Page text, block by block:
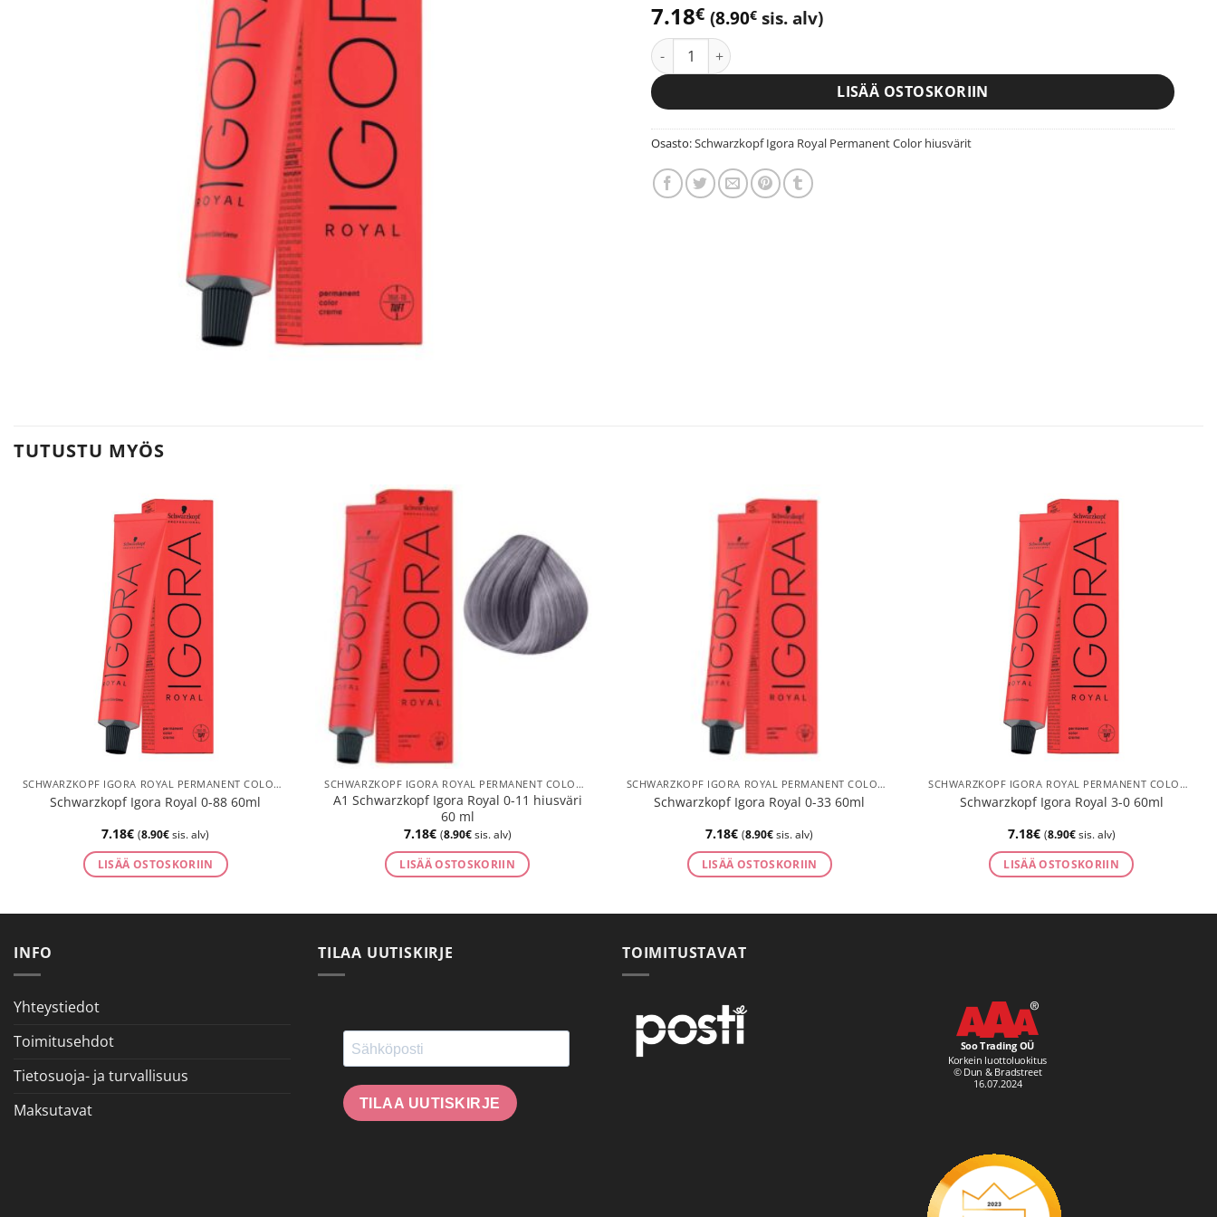
7.18€ (8.90€ sis. alv)
Schwarzkopf Igora Royal 1-0 60ml määrä
LISÄÄ OSTOSKORIIN
Osasto:Schwarzkopf Igora Royal Permanent Color hiusvärit
TUTUSTU MYÖS
SCHWARZKOPF IGORA ROYAL PERMANENT COLOR HIUSVÄRIT
Schwarzkopf Igora Royal 0-88 60ml
7.18€ (8.90€ sis. alv)
LISÄÄ OSTOSKORIIN
SCHWARZKOPF IGORA ROYAL PERMANENT COLOR HIUSVÄRIT
A1 Schwarzkopf Igora Royal 0-11 hiusväri
60 ml
7.18€ (8.90€sis. alv)
LISÄÄ OSTOSKORIIN
SCHWARZKOPF IGORA ROYAL PERMANENT COLOR HIUSVÄRIT
Schwarzkopf Igora Royal 0-33 60ml
7.18€ (8.90€ sis. alv)
LISÄÄ OSTOSKORIIN
SCHWARZKOPF IGORA ROYAL PERMANENT COLOR HIUSVÄRIT
Schwarzkopf Igora Royal 3-0 60ml
7.18€ (8.90€sis. alv)
LISÄÄ OSTOSKORIIN
INFO
Yhteystiedot
Toimitusehdot
Tietosuoja- ja turvallisuus
Maksutavat
TILAA UUTISKIRJE
TILAA UUTISKIRJE
TOIMITUSTAVAT